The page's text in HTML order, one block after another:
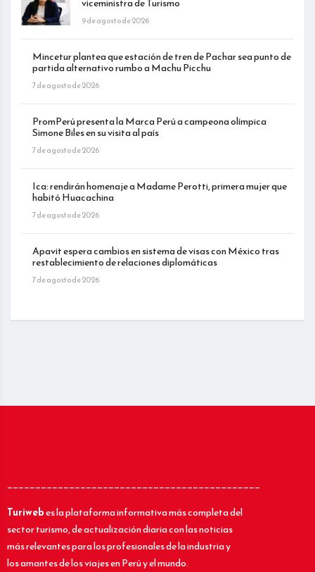
viceministra de Turismo
9 de agosto de 2026
Mincetur plantea que estación de tren de Pachar sea punto de
partida alternativo rumbo a Machu Picchu
7 de agosto de 2026
PromPerú presenta la Marca Perú a campeona olímpica
Simone Biles en su visita al país
7 de agosto de 2026
Ica: rendirán homenaje a Madame Perotti, primera mujer que
habitó Huacachina
7 de agosto de 2026
Apavit espera cambios en sistema de visas con México tras
restablecimiento de relaciones diplomáticas
7 de agosto de 2026
_____________________________________________
Turiwebes la plataforma informativa más completa del
sector turismo, de actualización diaria con las noticias
más relevantes para los profesionales de la industria y
los amantes de los viajes en Perú y el mundo.